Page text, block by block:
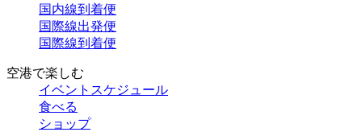
国内線到着便
国際線出発便
国際線到着便
空港で楽しむ
イベントスケジュール
食べる
ショップ